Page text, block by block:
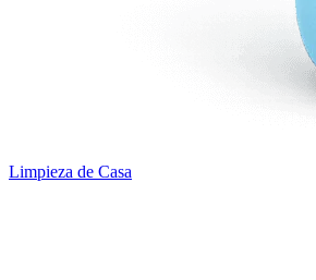
Limpieza de Casa